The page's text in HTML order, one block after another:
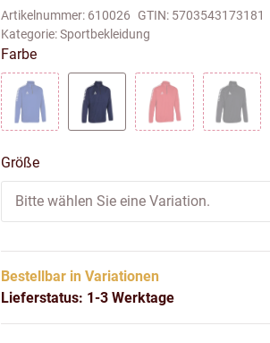
Artikelnummer: 610026 GTIN: 5703543173181
Kategorie:Sportbekleidung
Farbe
Größe
Bitte wählen Sie eine Variation.
Bestellbar in Variationen
Lieferstatus: 1-3 Werktage